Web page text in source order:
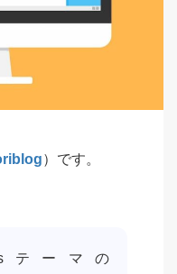
）です。
テーマの